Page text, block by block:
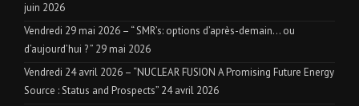
juin 2026
Vendredi 29 mai 2026 – “ SMR’s: options d’après-demain… ou
d’aujourd’hui ? ” 29 mai 2026
Vendredi 24 avril 2026 – “NUCLEAR FUSION A Promising Future Energy
Source : Status and Prospects” 24 avril 2026